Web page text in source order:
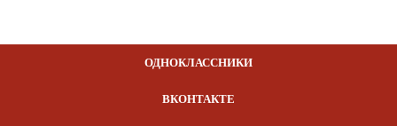
ОДНОКЛАССНИКИ
ВКОНТАКТЕ